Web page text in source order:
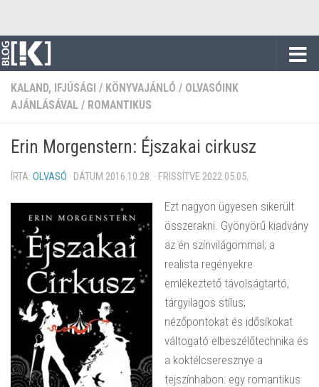
KALAND, IFJÚSÁGI / KÖNYVAJÁNLÓ / OLVASÓINK
AJÁNLÁSÁVAL / ROMANTIKUS
Erin Morgenstern: Éjszakai ​cirkusz
ÍRTA: OLVASÓ · DÁTUM 2016.10.28. · FRISSÍTVE 2022.05.05.
Ezt nagyon ügyesen sikerült
összerakni. Gyönyörű kiadvány
az én színvilágommal; a
realista regényekre
emlékeztető távolságtartó,
tárgyilagos stílus;
nézőpontokat és idősíkokat
váltogató elbeszélőtechnika és
a koktélcseresznye a
tejszínhabon: egy romantikus